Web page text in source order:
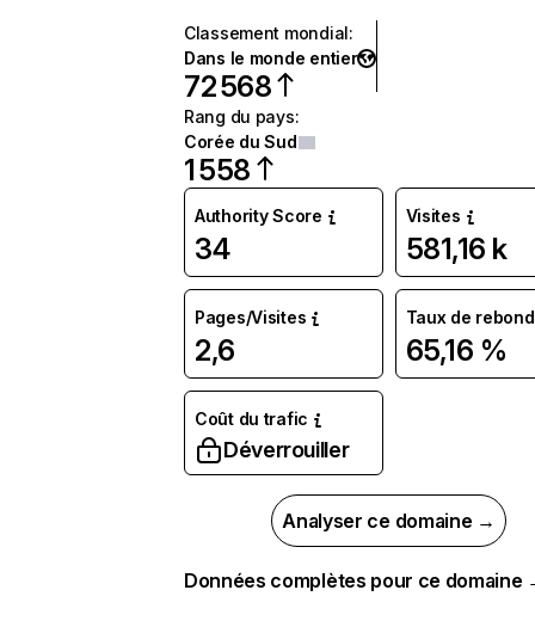
Classement mondial:
Dans le monde entier
72 568
Rang du pays:
Corée du Sud
1 558
Authority Score
34
Visites
581,16 k
Pages/Visites
2,6
Taux de rebond
65,16 %
Coût du trafic
Déverrouiller
Analyser ce domaine →
Données complètes pour ce domaine